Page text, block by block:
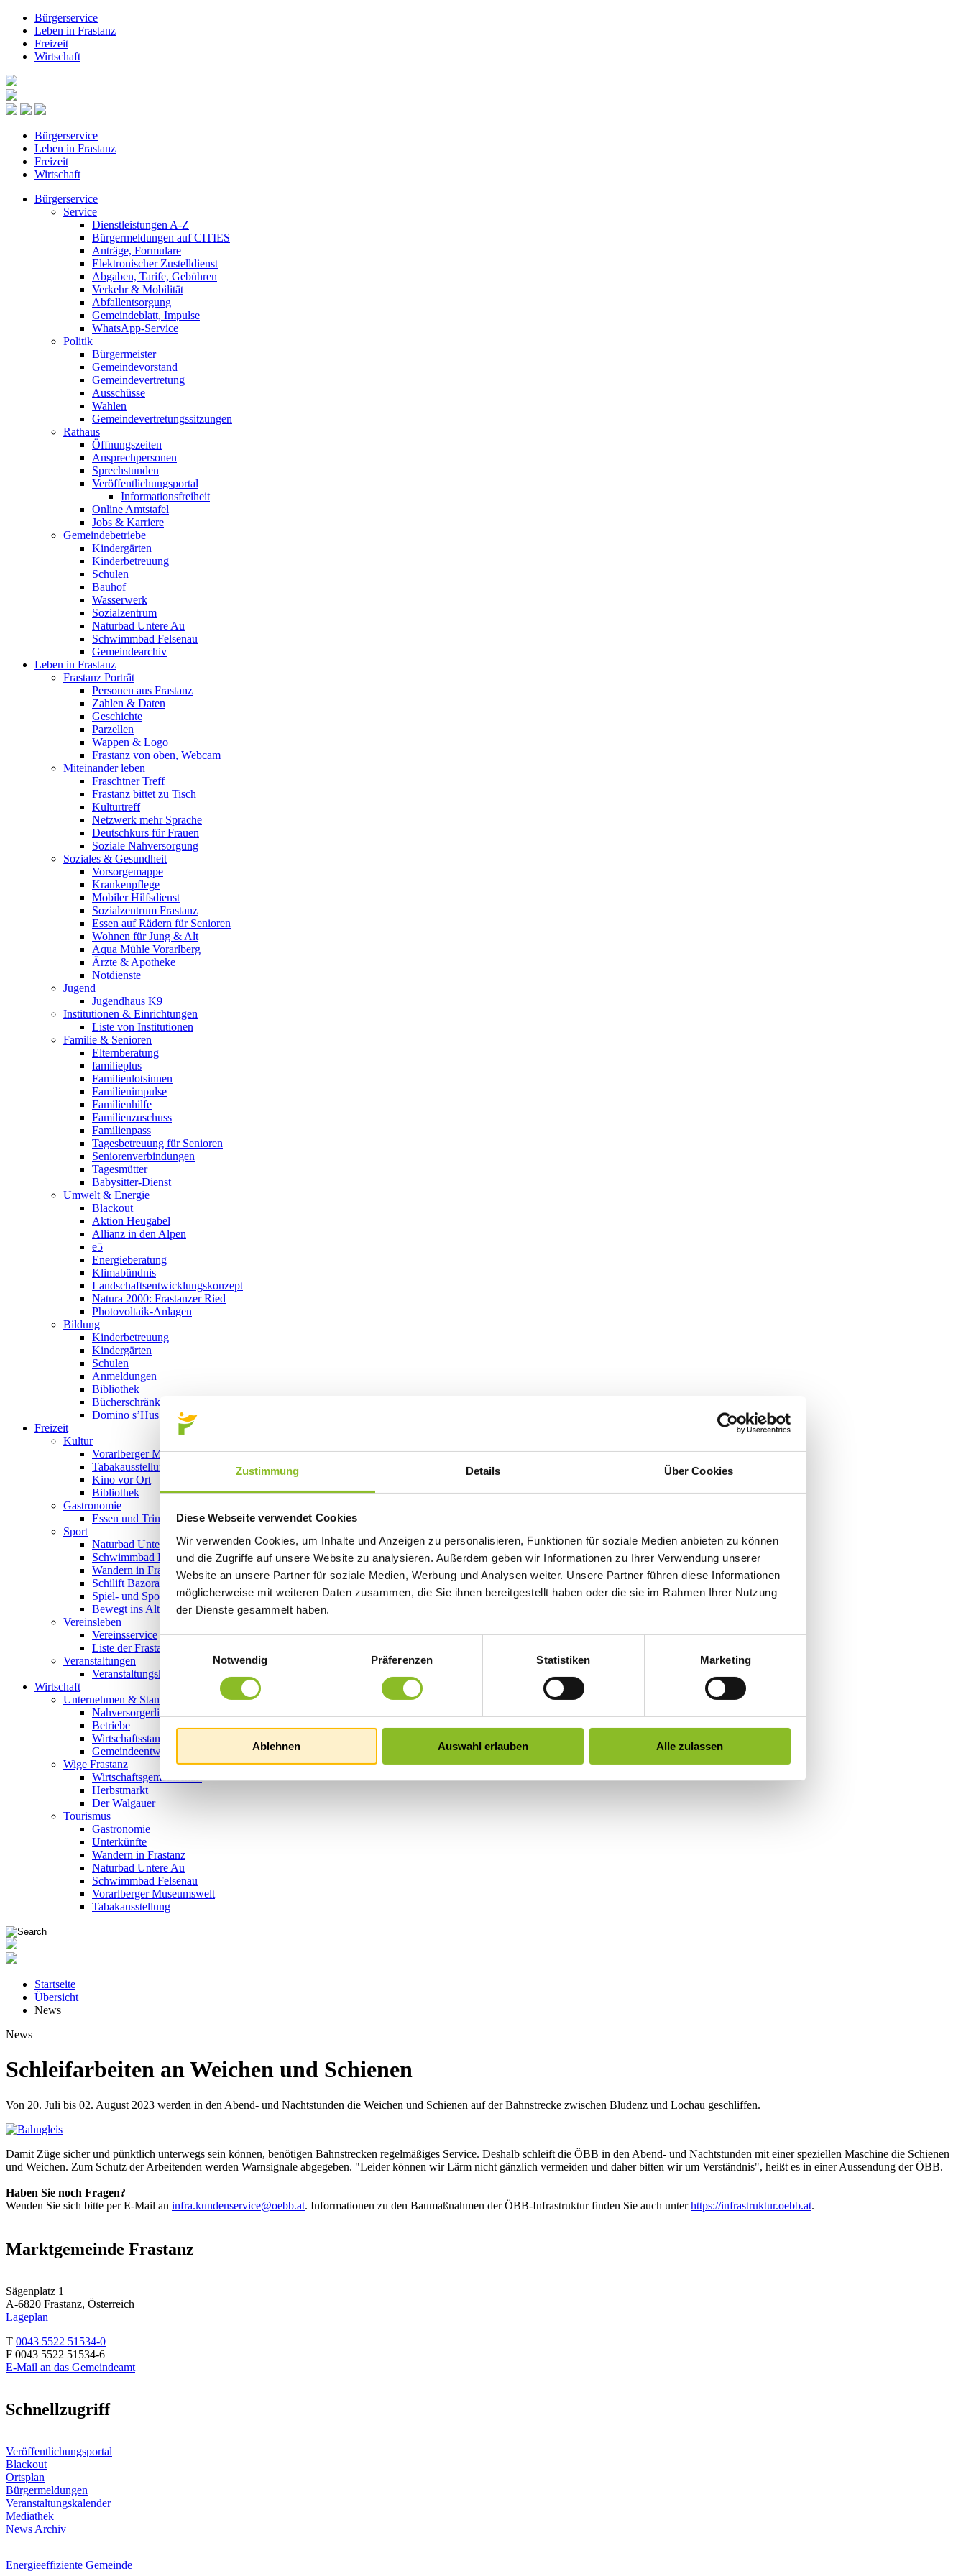
Zustimmung Details Über Cookies
Diese Webseite verwendet Cookies
Wir verwenden Cookies, um Inhalte und Anzeigen zu personalisieren, Funktionen für soziale Medien anbieten zu können
und die Zugriffe auf unsere Website zu analysieren. Außerdem geben wir Informationen zu Ihrer Verwendung unserer
Website an unsere Partner für soziale Medien, Werbung und Analysen weiter. Unsere Partner führen diese Informationen
möglicherweise mit weiteren Daten zusammen, die Sie ihnen bereitgestellt haben oder die sie im Rahmen Ihrer Nutzung
der Dienste gesammelt haben.
Notwendig
Präferenzen Statistiken Marketing
Ablehnen Auswahl erlauben Alle zulassen
Bürgerservice
Leben in Frastanz
Freizeit
Wirtschaft
Bürgerservice
Leben in Frastanz
Freizeit
Wirtschaft
Bürgerservice
Service
Dienstleistungen A-Z
Bürgermeldungen auf CITIES
Anträge, Formulare
Elektronischer Zustelldienst
Abgaben, Tarife, Gebühren
Verkehr & Mobilität
Abfallentsorgung
Gemeindeblatt, Impulse
WhatsApp-Service
Politik
Bürgermeister
Gemeindevorstand
Gemeindevertretung
Ausschüsse
Wahlen
Gemeindevertretungssitzungen
Rathaus
Öffnungszeiten
Ansprechpersonen
Sprechstunden
Veröffentlichungsportal
Informationsfreiheit
Online Amtstafel
Jobs & Karriere
Gemeindebetriebe
Kindergärten
Kinderbetreuung
Schulen
Bauhof
Wasserwerk
Sozialzentrum
Naturbad Untere Au
Schwimmbad Felsenau
Gemeindearchiv
Leben in Frastanz
Frastanz Porträt
Personen aus Frastanz
Zahlen & Daten
Geschichte
Parzellen
Wappen & Logo
Frastanz von oben, Webcam
Miteinander leben
Fraschtner Treff
Frastanz bittet zu Tisch
Kulturtreff
Netzwerk mehr Sprache
Deutschkurs für Frauen
Soziale Nahversorgung
Soziales & Gesundheit
Vorsorgemappe
Krankenpflege
Mobiler Hilfsdienst
Sozialzentrum Frastanz
Essen auf Rädern für Senioren
Wohnen für Jung & Alt
Aqua Mühle Vorarlberg
Ärzte & Apotheke
Notdienste
Jugend
Jugendhaus K9
Institutionen & Einrichtungen
Liste von Institutionen
Familie & Senioren
Elternberatung
familieplus
Familienlotsinnen
Familienimpulse
Familienhilfe
Familienzuschuss
Familienpass
Tagesbetreuung für Senioren
Seniorenverbindungen
Tagesmütter
Babysitter-Dienst
Umwelt & Energie
Blackout
Aktion Heugabel
Allianz in den Alpen
e5
Energieberatung
Klimabündnis
Landschaftsentwicklungskonzept
Natura 2000: Frastanzer Ried
Photovoltaik-Anlagen
Bildung
Kinderbetreuung
Kindergärten
Schulen
Anmeldungen
Bibliothek
Bücherschränke
Domino s’Hus am Kirchplatz
Freizeit
Kultur
Vorarlberger Museumswelt
Tabakausstellung
Kino vor Ort
Bibliothek
Gastronomie
Essen und Trinken in Frastanz
Sport
Naturbad Untere Au
Schwimmbad Felsenau
Wandern in Frastanz
Schilift Bazora
Spiel- und Sportstätten
Bewegt ins Alter
Vereinsleben
Vereinsservice
Liste der Frastanzer Vereine
Veranstaltungen
Veranstaltungskalender
Wirtschaft
Unternehmen & Standort
Nahversorgerliste
Betriebe
Wirtschaftsstandort Frastanz
Gemeindeentwicklung
Wige Frastanz
Wirtschaftsgemeinschaft
Herbstmarkt
Der Walgauer
Tourismus
Gastronomie
Unterkünfte
Wandern in Frastanz
Naturbad Untere Au
Schwimmbad Felsenau
Vorarlberger Museumswelt
Tabakausstellung
Startseite
Übersicht
News
News
Schleifarbeiten an Weichen und Schienen
Von 20. Juli bis 02. August 2023 werden in den Abend- und Nachtstunden die Weichen und Schienen auf der Bahnstrecke zwischen Bludenz und Lochau geschliffen.
Damit Züge sicher und pünktlich unterwegs sein können, benötigen Bahnstrecken regelmäßiges Service. Deshalb schleift die ÖBB in den Abend- und Nachtstunden mit einer speziellen Maschine die Schienen
und Weichen. Zum Schutz der Arbeitenden werden Warnsignale abgegeben. "Leider können wir Lärm nicht gänzlich vermeiden und daher bitten wir um Verständnis", heißt es in einer Aussendung der ÖBB.
Haben Sie noch Fragen?
Wenden Sie sich bitte per E-Mail an infra.kundenservice@oebb.at. Informationen zu den Baumaßnahmen der ÖBB-Infrastruktur finden Sie auch unterhttps://infrastruktur.oebb.at.
Marktgemeinde Frastanz
Sägenplatz 1
A-6820 Frastanz, Österreich
Lageplan
T 0043 5522 51534-0
F 0043 5522 51534-6
E-Mail an das Gemeindeamt
Schnellzugriff
Veröffentlichungsportal
Blackout
Ortsplan
Bürgermeldungen
Veranstaltungskalender
Mediathek
News Archiv
Energieeffiziente Gemeinde